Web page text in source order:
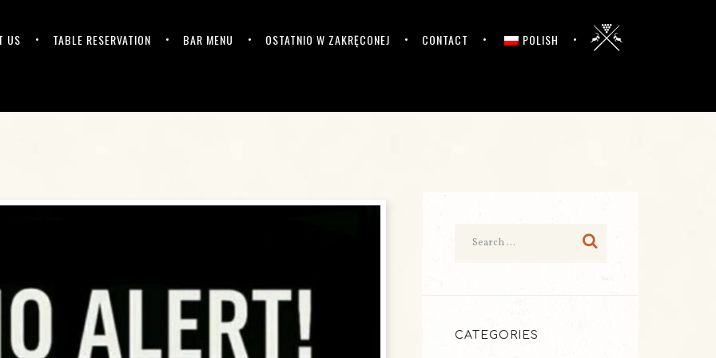
US TABLE RESERVATION BAR MENU OSTATNIO W ZAKRĘCONEJ CONTACT POLISH
CATEGORIES